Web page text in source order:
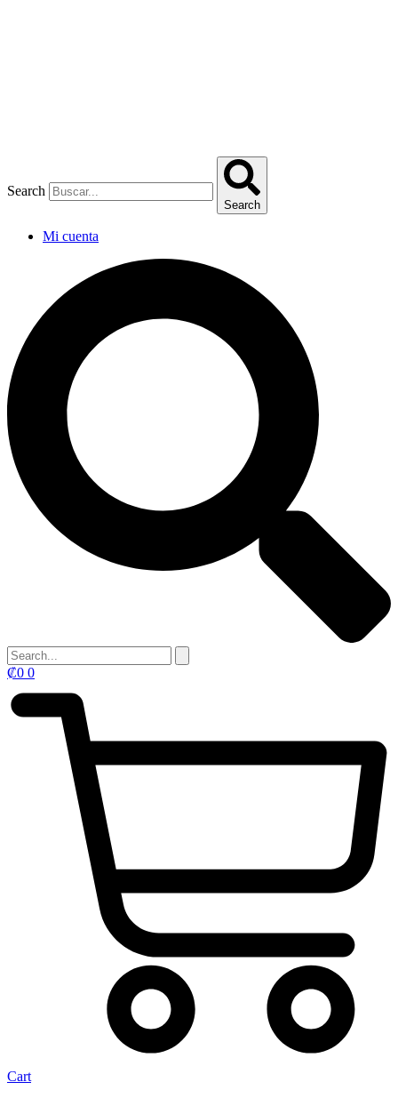
Search
Search
Mi cuenta
₡0 0
Cart